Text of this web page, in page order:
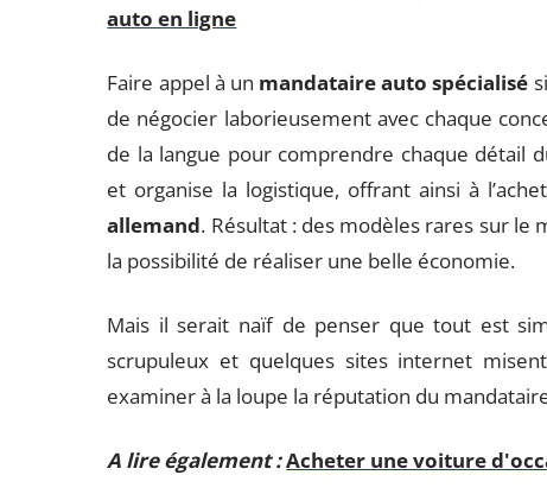
auto en ligne
Faire appel à un mandataire auto spécialisé
de négocier laborieusement avec chaque
de la langue pour comprendre chaque détail
et organise la logistique, offrant ainsi à
allemand. Résultat : des modèles rares sur le
la possibilité de réaliser une belle économie.
Mais il serait naïf de penser que tout est
scrupuleux et quelques sites internet
examiner à la loupe la réputation du
A lire également :Acheter une voiture